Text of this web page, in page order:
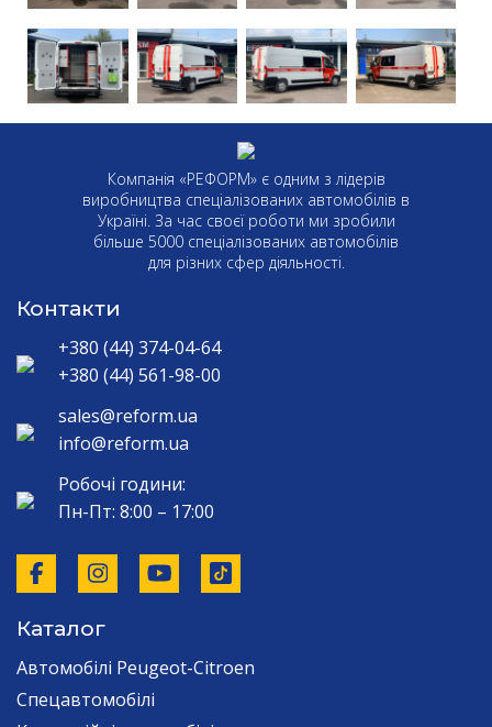
Компанія «РЕФОРМ» є одним з лідерів
виробництва спеціалізованих автомобілів в
Україні. За час своєї роботи ми зробили
більше 5000 спеціалізованих автомобілів
для різних сфер діяльності.
Контакти
+380 (44) 374-04-64
+380 (44) 561-98-00
sales@reform.ua
info@reform.ua
Робочі години:
Пн-Пт: 8:00 – 17:00
Каталог
Автомобілі Peugeot-Citroen
Спецавтомобілі